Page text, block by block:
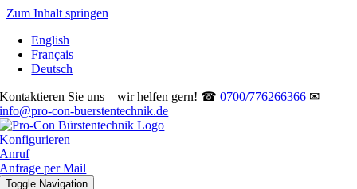
Zum Inhalt springen
English
Français
Deutsch
Kontaktieren Sie uns – wir helfen gern! ☎0700/776266366 ✉
info@pro-con-buerstentechnik.de
Konfigurieren
Anruf
Anfrage per Mail
Toggle Navigation